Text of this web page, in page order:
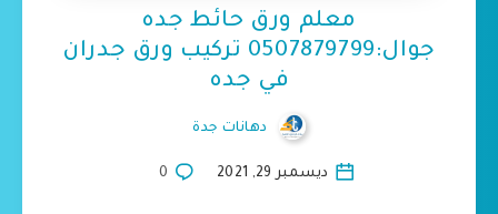
معلم ورق حائط جده
جوال:0507879799 تركيب ورق جدران
في جده
دهانات جدة
ديسمبر 29, 2021 0